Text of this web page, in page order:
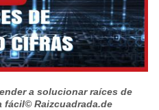
a solucionar raíces de
fácil© Raizcuadrada.de